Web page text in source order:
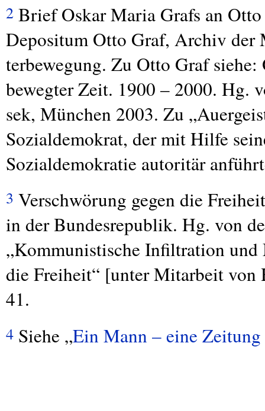
2 Brief Oskar Maria Grafs an
Depositum Otto Graf, Archiv der
terbewegung. Zu Otto Graf
bewegter Zeit. 1900 – 2000. Hg.
sek, München 2003. Zu
Sozialdemokrat, der mit Hilfe
Sozialdemokratie autoritär
3 Verschwörung gegen die
in der Bundesrepublik. Hg. von
„Kommunistische Infiltration
die Freiheit“ [unter Mitarbeit
41.
4 Siehe „Ein Mann – eine